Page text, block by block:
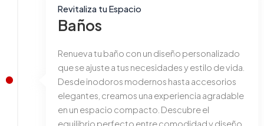
Revitaliza tu Espacio
Baños
Renueva tu baño con un diseño personalizado
que se ajuste a tus necesidades y estilo de vida.
Desde inodoros modernos hasta accesorios
elegantes, creamos una experiencia agradable
en un espacio compacto. Descubre el
equilibrio perfecto entre comodidad y diseño